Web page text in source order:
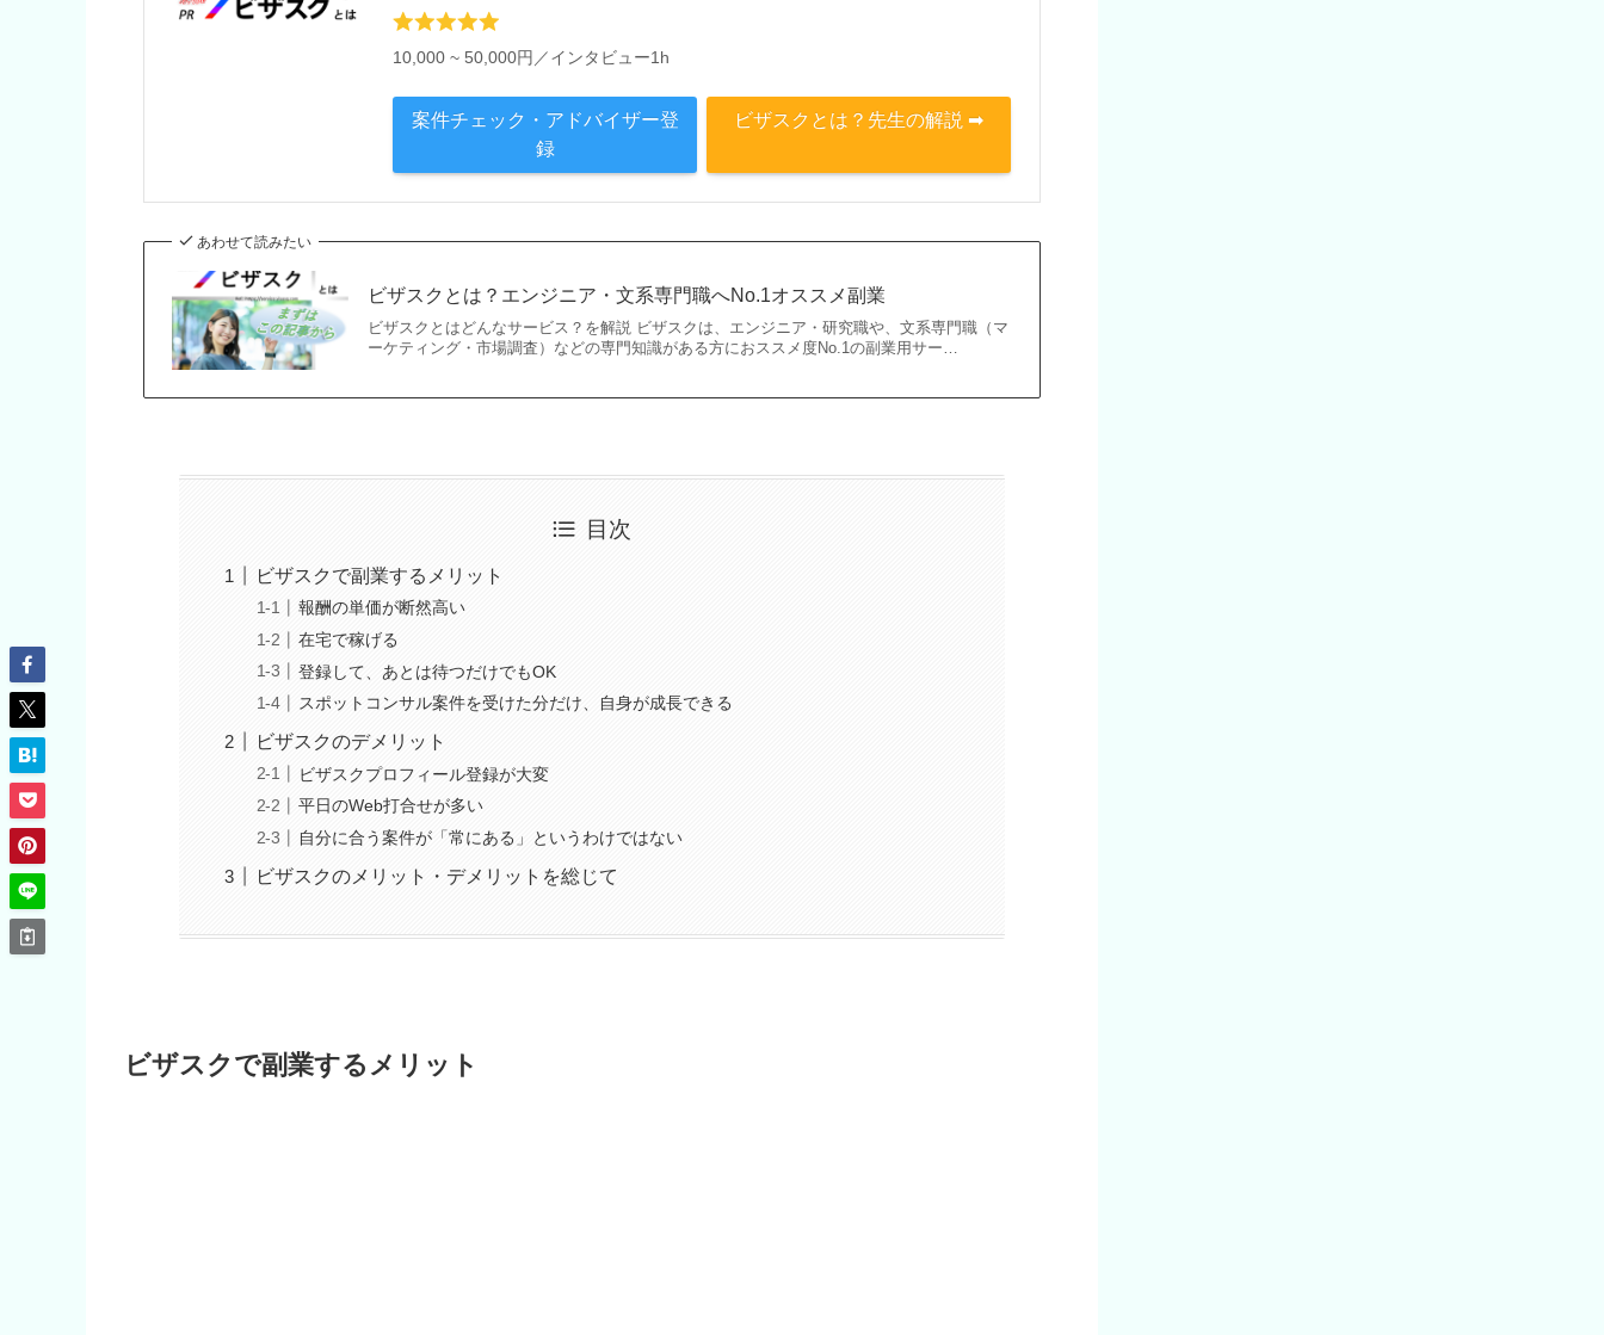
10,000 ~ 50,000円／インタビュー1h
案件チェック・アドバイザー登
録
ビザスクとは？先生の解説 ➡
あわせて読みたい
ビザスクとは？エンジニア・文系専門職へNo.1オススメ副業
ビザスクとはどんなサービス？を解説 ビザスクは、エンジニア・研究職や、文系専門職（マ
ーケティング・市場調査）などの専門知識がある方におススメ度No.1の副業用サー…
目次
ビザスクで副業するメリット
報酬の単価が断然高い
在宅で稼げる
登録して、あとは待つだけでもOK
スポットコンサル案件を受けた分だけ、自身が成長できる
ビザスクのデメリット
ビザスクプロフィール登録が大変
平日のWeb打合せが多い
自分に合う案件が「常にある」というわけではない
ビザスクのメリット・デメリットを総じて
ビザスクで副業するメリット